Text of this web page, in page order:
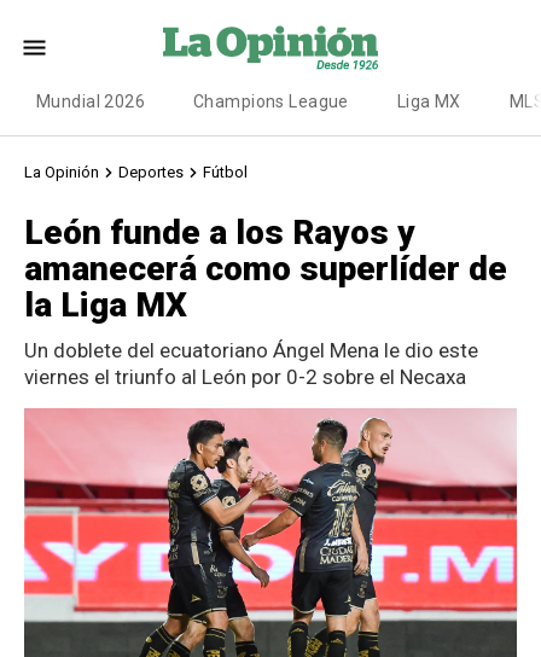
Mundial 2026 Champions League Liga MX
La Opinión Deportes Fútbol
León funde a los Rayos y
amanecerá como superlíder de
la Liga MX
Un doblete del ecuatoriano Ángel Mena le dio este
viernes el triunfo al León por 0-2 sobre el Necaxa